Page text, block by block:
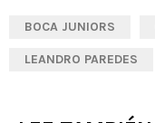
BOCA JUNIORS
LEANDRO PAREDES